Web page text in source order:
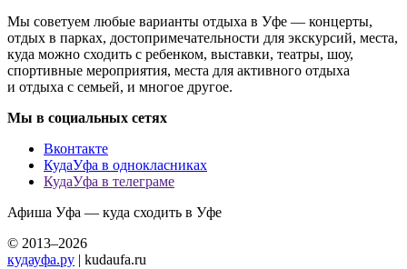
Мы советуем любые варианты отдыха в Уфе — концерты,
отдых в парках, достопримечательности для экскурсий, места,
куда можно сходить с ребенком, выставки, театры, шоу,
спортивные мероприятия, места для активного отдыха
и отдыха с семьей, и многое другое.
Мы в социальных сетях
Вконтакте
КудаУфа в однокласниках
КудаУфа в телеграме
Афиша Уфа — куда сходить в Уфе
© 2013–2026
кудауфа.ру | kudaufa.ru